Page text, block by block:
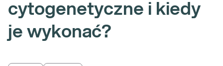
cytogenetyczne i kiedy
je wykonać?